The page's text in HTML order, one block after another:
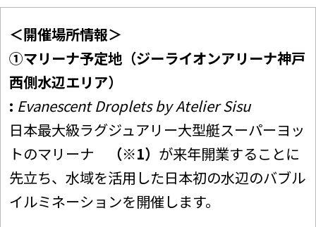
＜開催場所情報＞
①マリーナ予定地（ジーライオンアリーナ神戸
西側水辺エリア）
: Evanescent Droplets by Atelier Sisu
日本最大級ラグジュアリー大型艇スーパーヨッ
トのマリーナ （※1） が来年開業することに
先立ち、水域を活用した日本初の水辺のバブル
イルミネーションを開催します。